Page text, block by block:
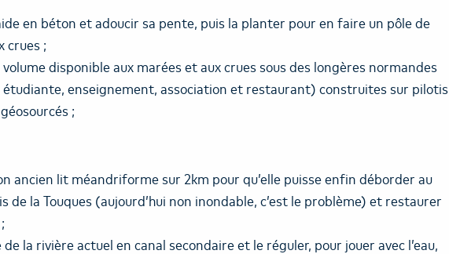
en béton et adoucir sa pente, puis la planter pour en faire un pôle de
crues ;
disponible aux marées et aux crues sous des longères normandes
enseignement, association et restaurant) construites sur pilotis
;
ancien lit méandriforme sur 2km pour qu’elle puisse enfin déborder au
de la Touques (aujourd’hui non inondable, c’est le problème) et restaurer
la rivière actuel en canal secondaire et le réguler, pour jouer avec l’eau,